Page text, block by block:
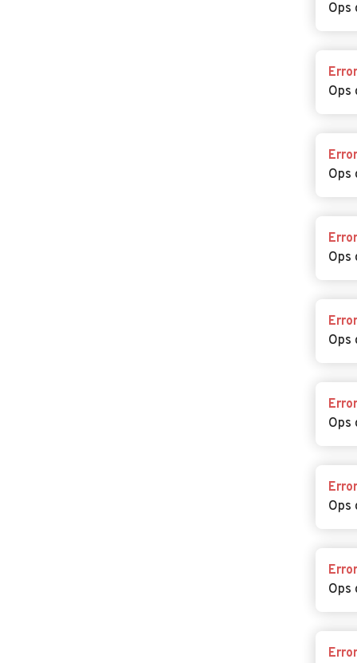
Ops
Error
Ops
Error
Ops
Error
Ops
Error
Ops
Error
Ops
Error
Ops
Error
Ops
Error